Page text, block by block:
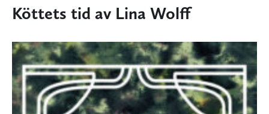
Köttets tid av Lina Wolff